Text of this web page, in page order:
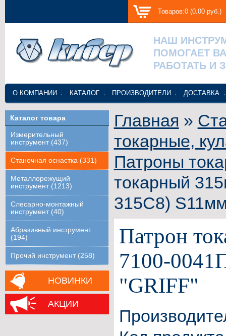
Товаров:0 (0.00 руб.)
НАШ
ПОМОГАЕТ
РАБОТАТЬ И
О КОМПАНИИ КАТАЛОГ ПРОИЗВОДИТЕЛИ ДОСТАВКА
Каталог товара
Измерительный
инструмент (437)
Станочная оснастка (331)
Металлорежущий
инструмент (1213)
Слесарно-монтажный
инструмент (40)
Абразивный инструмент
(194)
Прочий инструмент (258)
НОВИНКИ
АКЦИИ
Главная »
токарные,
Патроны
токарный
315С8)
Патрон
7100-
"GRIFF"